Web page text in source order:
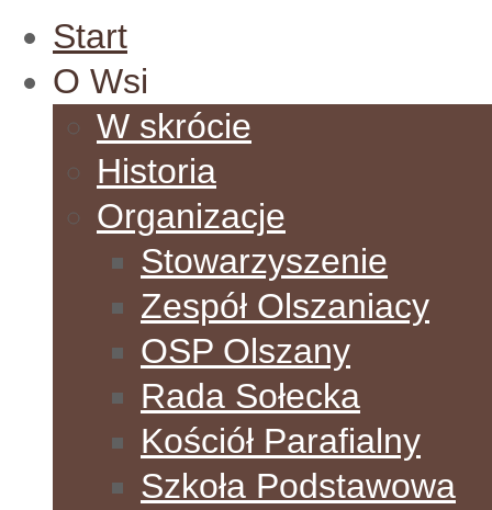
Start
O Wsi
W skrócie
Historia
Organizacje
Stowarzyszenie
Zespół Olszaniacy
OSP Olszany
Rada Sołecka
Kościół Parafialny
Szkoła Podstawowa